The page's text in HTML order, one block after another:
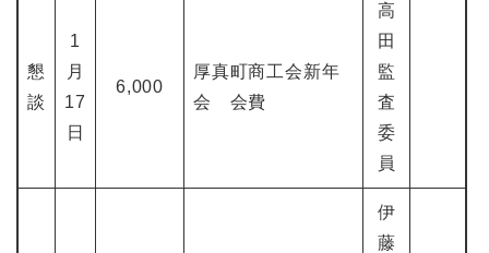
懇
談
1
月
17
日
6,000
厚真町商工会新年
会 会費
高
田
監
査
委
員
伊
藤